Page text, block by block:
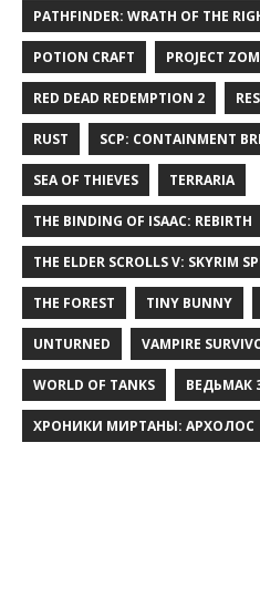
PATHFINDER: WRATH OF THE
POTION CRAFT PROJECT
RED DEAD REDEMPTION 2
RUST SCP: CONTAINMENT
SEA OF THIEVES TERRARIA
THE BINDING OF ISAAC: REBIRTH
THE ELDER SCROLLS V: SKYRIM
THE FOREST TINY BUNNY
UNTURNED VAMPIRE
WORLD OF TANKS ВЕДЬМАК
ХРОНИКИ МИРТАНЫ: АРХОЛОС